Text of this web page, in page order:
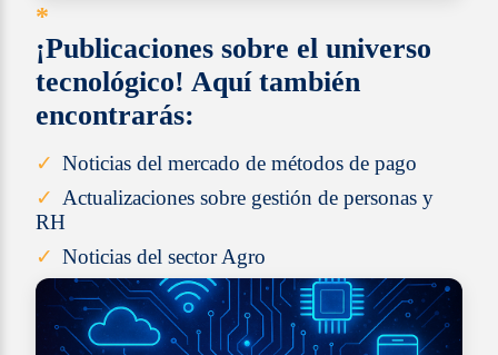
*
¡Publicaciones sobre el universo
tecnológico! Aquí también
encontrarás:
Noticias del mercado de métodos de pago
Actualizaciones sobre gestión de personas y
RH
Noticias del sector Agro